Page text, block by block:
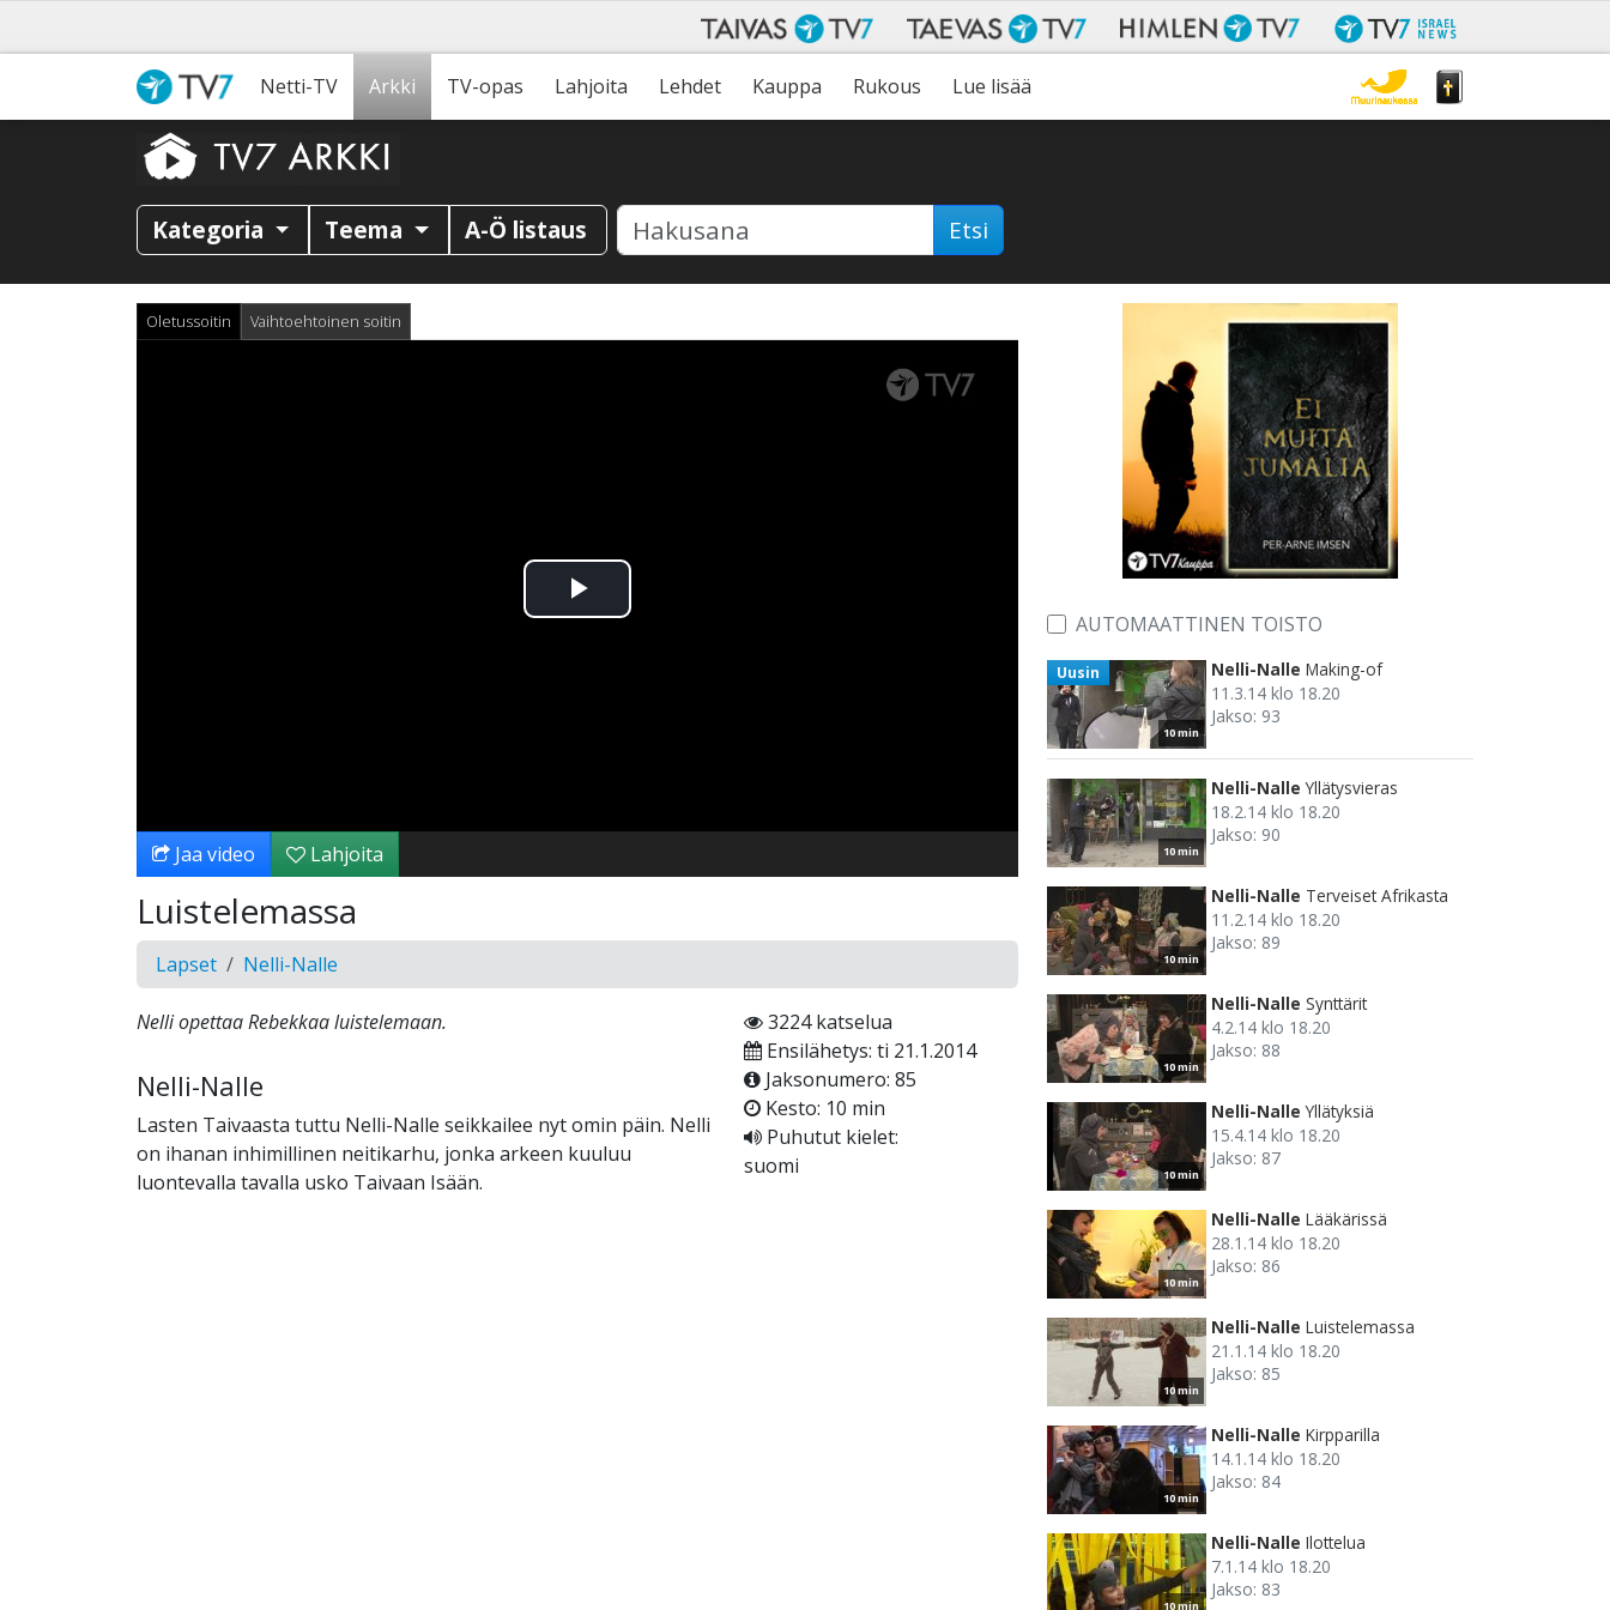
Netti-TV Arkki TV-opas Lahjoita Lehdet Kauppa Rukous Lue lisää
Kategoria Teema A-Ö listaus Etsi
Oletussoitin Vaihtoehtoinen soitin
Toista
Jaa video Lahjoita
Luistelemassa
Lapset Nelli-Nalle
Nelli opettaa Rebekkaa luistelemaan.
Nelli-Nalle
Lasten Taivaasta tuttu Nelli-Nalle seikkailee nyt omin päin. Nelli
on ihanan inhimillinen neitikarhu, jonka arkeen kuuluu
luontevalla tavalla usko Taivaan Isään.
3224 katselua
Ensilähetys: ti 21.1.2014
Jaksonumero: 85
Kesto: 10 min
Puhutut kielet:
suomi
AUTOMAATTINEN TOISTO
10 min
Uusin Nelli-Nalle Making-of
11.3.14 klo 18.20
Jakso: 93
10 min
Nelli-Nalle Yllätysvieras
18.2.14 klo 18.20
Jakso: 90
10 min
Nelli-Nalle Terveiset Afrikasta
11.2.14 klo 18.20
Jakso: 89
10 min
Nelli-Nalle Synttärit
4.2.14 klo 18.20
Jakso: 88
10 min
Nelli-Nalle Yllätyksiä
15.4.14 klo 18.20
Jakso: 87
10 min
Nelli-Nalle Lääkärissä
28.1.14 klo 18.20
Jakso: 86
10 min
Nelli-Nalle Luistelemassa
21.1.14 klo 18.20
Jakso: 85
10 min
Nelli-Nalle Kirpparilla
14.1.14 klo 18.20
Jakso: 84
10 min
Nelli-Nalle Ilottelua
7.1.14 klo 18.20
Jakso: 83